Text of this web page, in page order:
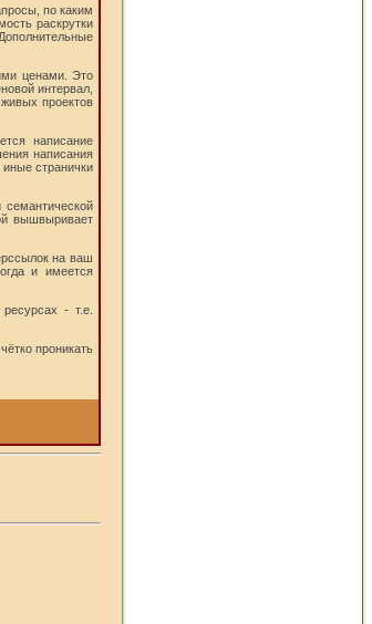
по каким
раскрутки
ценами. Это
интервал,
проектов
написание
написания
странички
вышвыривает
на вaш
и имеется
- т.е.
проникать